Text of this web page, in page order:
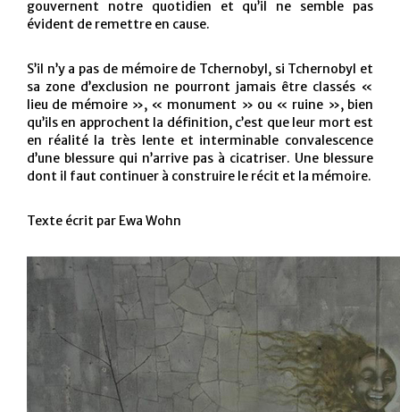
gouvernent notre quotidien et qu’il ne semble pas
évident de remettre en cause.
S’il n’y a pas de mémoire de Tchernobyl, si Tchernobyl et
sa zone d’exclusion ne pourront jamais être classés «
lieu de mémoire », « monument » ou « ruine », bien
qu’ils en approchent la définition, c’est que leur mort est
en réalité la très lente et interminable convalescence
d’une blessure qui n’arrive pas à cicatriser. Une blessure
dont il faut continuer à construire le récit et la mémoire.
Texte écrit par Ewa Wohn